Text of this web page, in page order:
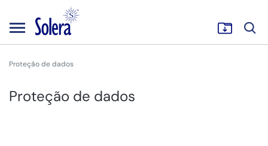
Proteção de dados
Proteção de dados